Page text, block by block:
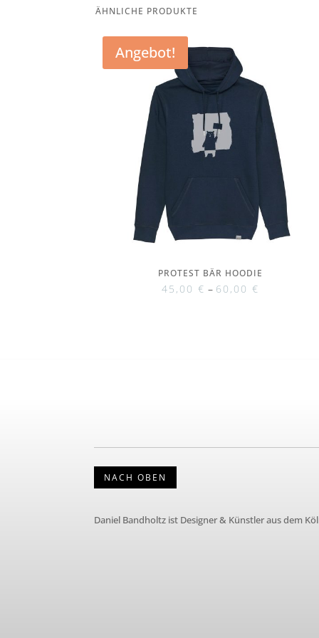
ÄHNLICHE PRODUKTE
Angebot!
PROTEST BÄR HOODIE
45,00€ – 60,00€
NACH OBEN
Daniel Bandholtz ist Designer & Künstler aus dem